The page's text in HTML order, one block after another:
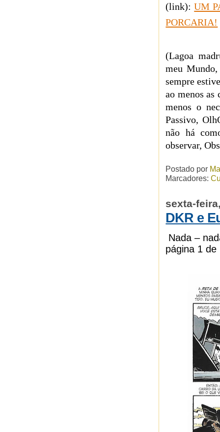
(link):UM
PORCARIA!
(Lagoa
meu
sempre
ao menos
menos o
Passivo,
não há
observar,
Postado por
Marcadores:
sexta-
DKR e
Nada –
página 1 de